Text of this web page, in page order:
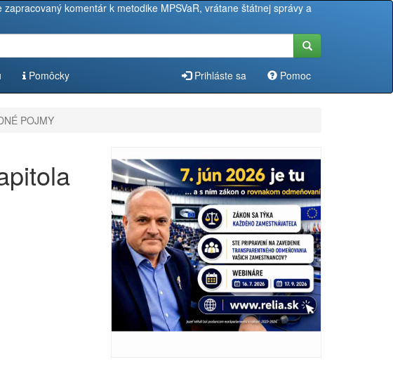
komentár k metodike MPSVaR, vrátane štátnej správy a
Pomôcky Prihláste sa Pomoc
POJMY